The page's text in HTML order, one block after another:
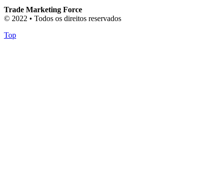
Trade Marketing Force
© 2022 • Todos os direitos reservados
Top